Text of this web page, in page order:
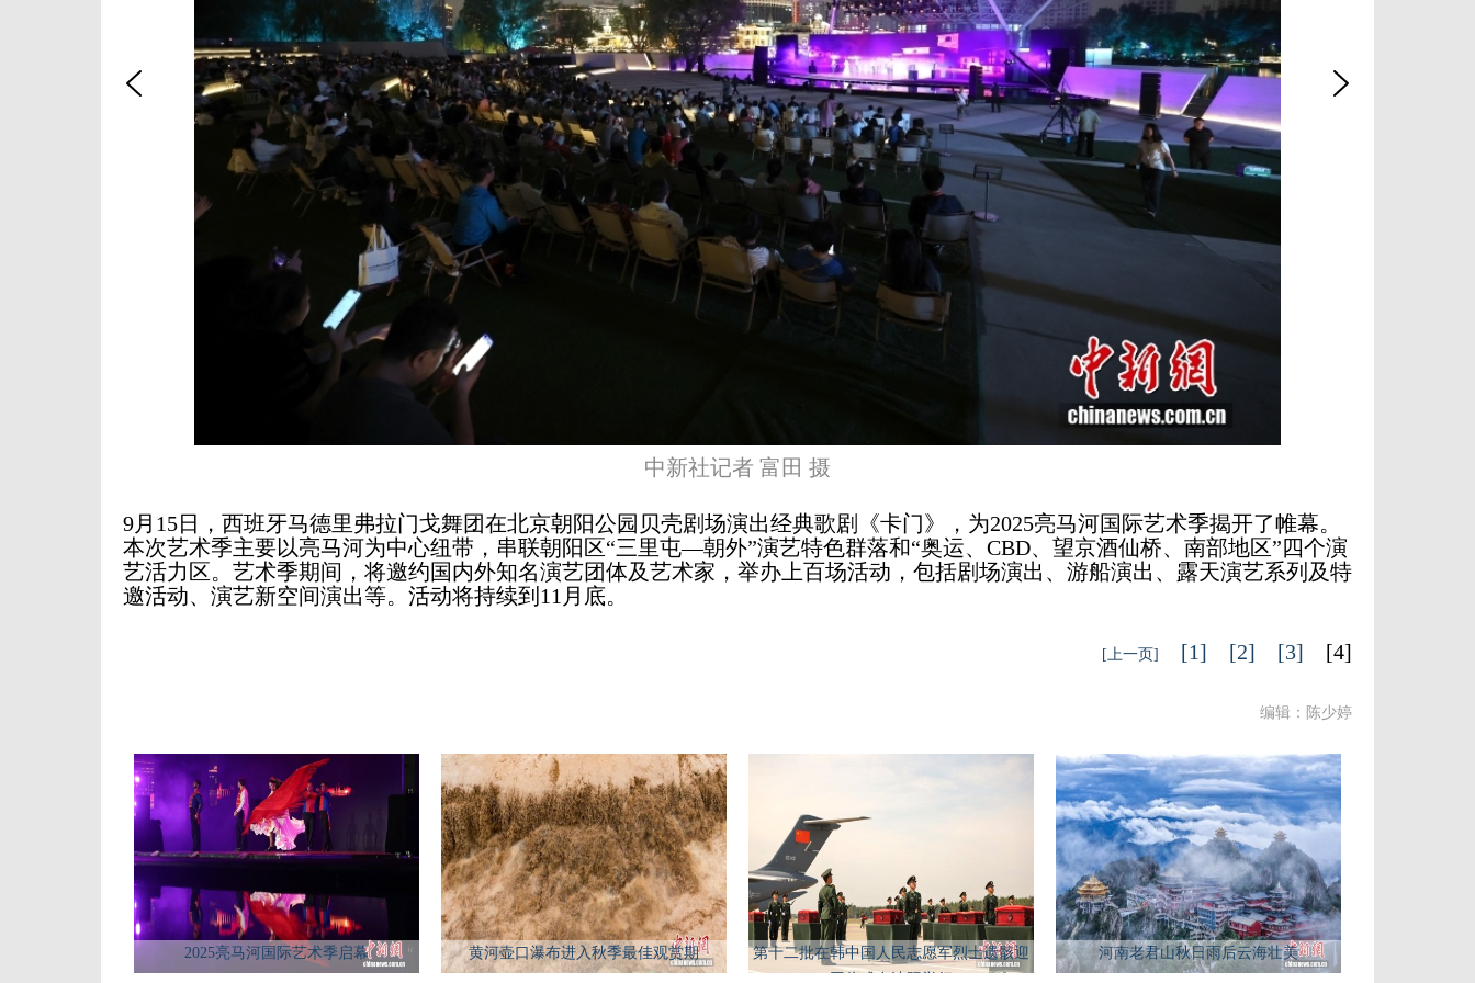
中新社记者 富田 摄
9月15日，西班牙马德里弗拉门戈舞团在北京朝阳公园贝壳剧场演出经典歌剧《卡门》，为2025亮马河国际艺术季揭开了帷幕。
本次艺术季主要以亮马河为中心纽带，串联朝阳区“三里屯—朝外”演艺特色群落和“奥运、CBD、望京酒仙桥、南部地区”四个演
艺活力区。艺术季期间，将邀约国内外知名演艺团体及艺术家，举办上百场活动，包括剧场演出、游船演出、露天演艺系列及特
邀活动、演艺新空间演出等。活动将持续到11月底。
[上一页] [1] [2] [3] [4]
编辑：陈少婷
2025亮马河国际艺术季启幕 黄河壶口瀑布进入秋季最佳观赏期
第十二批在韩中国人民志愿军烈士遗骸迎
河南老君山秋日雨后云海壮美